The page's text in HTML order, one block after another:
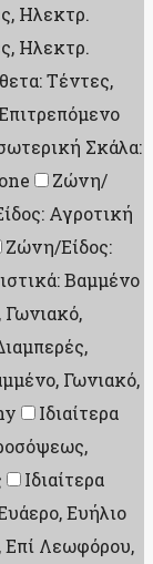
Ηλεκτρ.
Ηλεκτρ.
Τέντες,
Σκάλα:
Ζώνη/
Αγροτική
Ζώνη/Είδος:
Βαμμένο
Γωνιακό,
Γωνιακό,
Ιδιαίτερα
Ιδιαίτερα
Ευήλιο
Επί Λεωφόρου,